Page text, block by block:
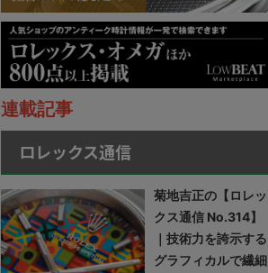
連載記事
ロレックス通信
菊地吉正の【ロレッ
クス通信 No.314】
｜技術力を誇示する
グラフィカルで繊細